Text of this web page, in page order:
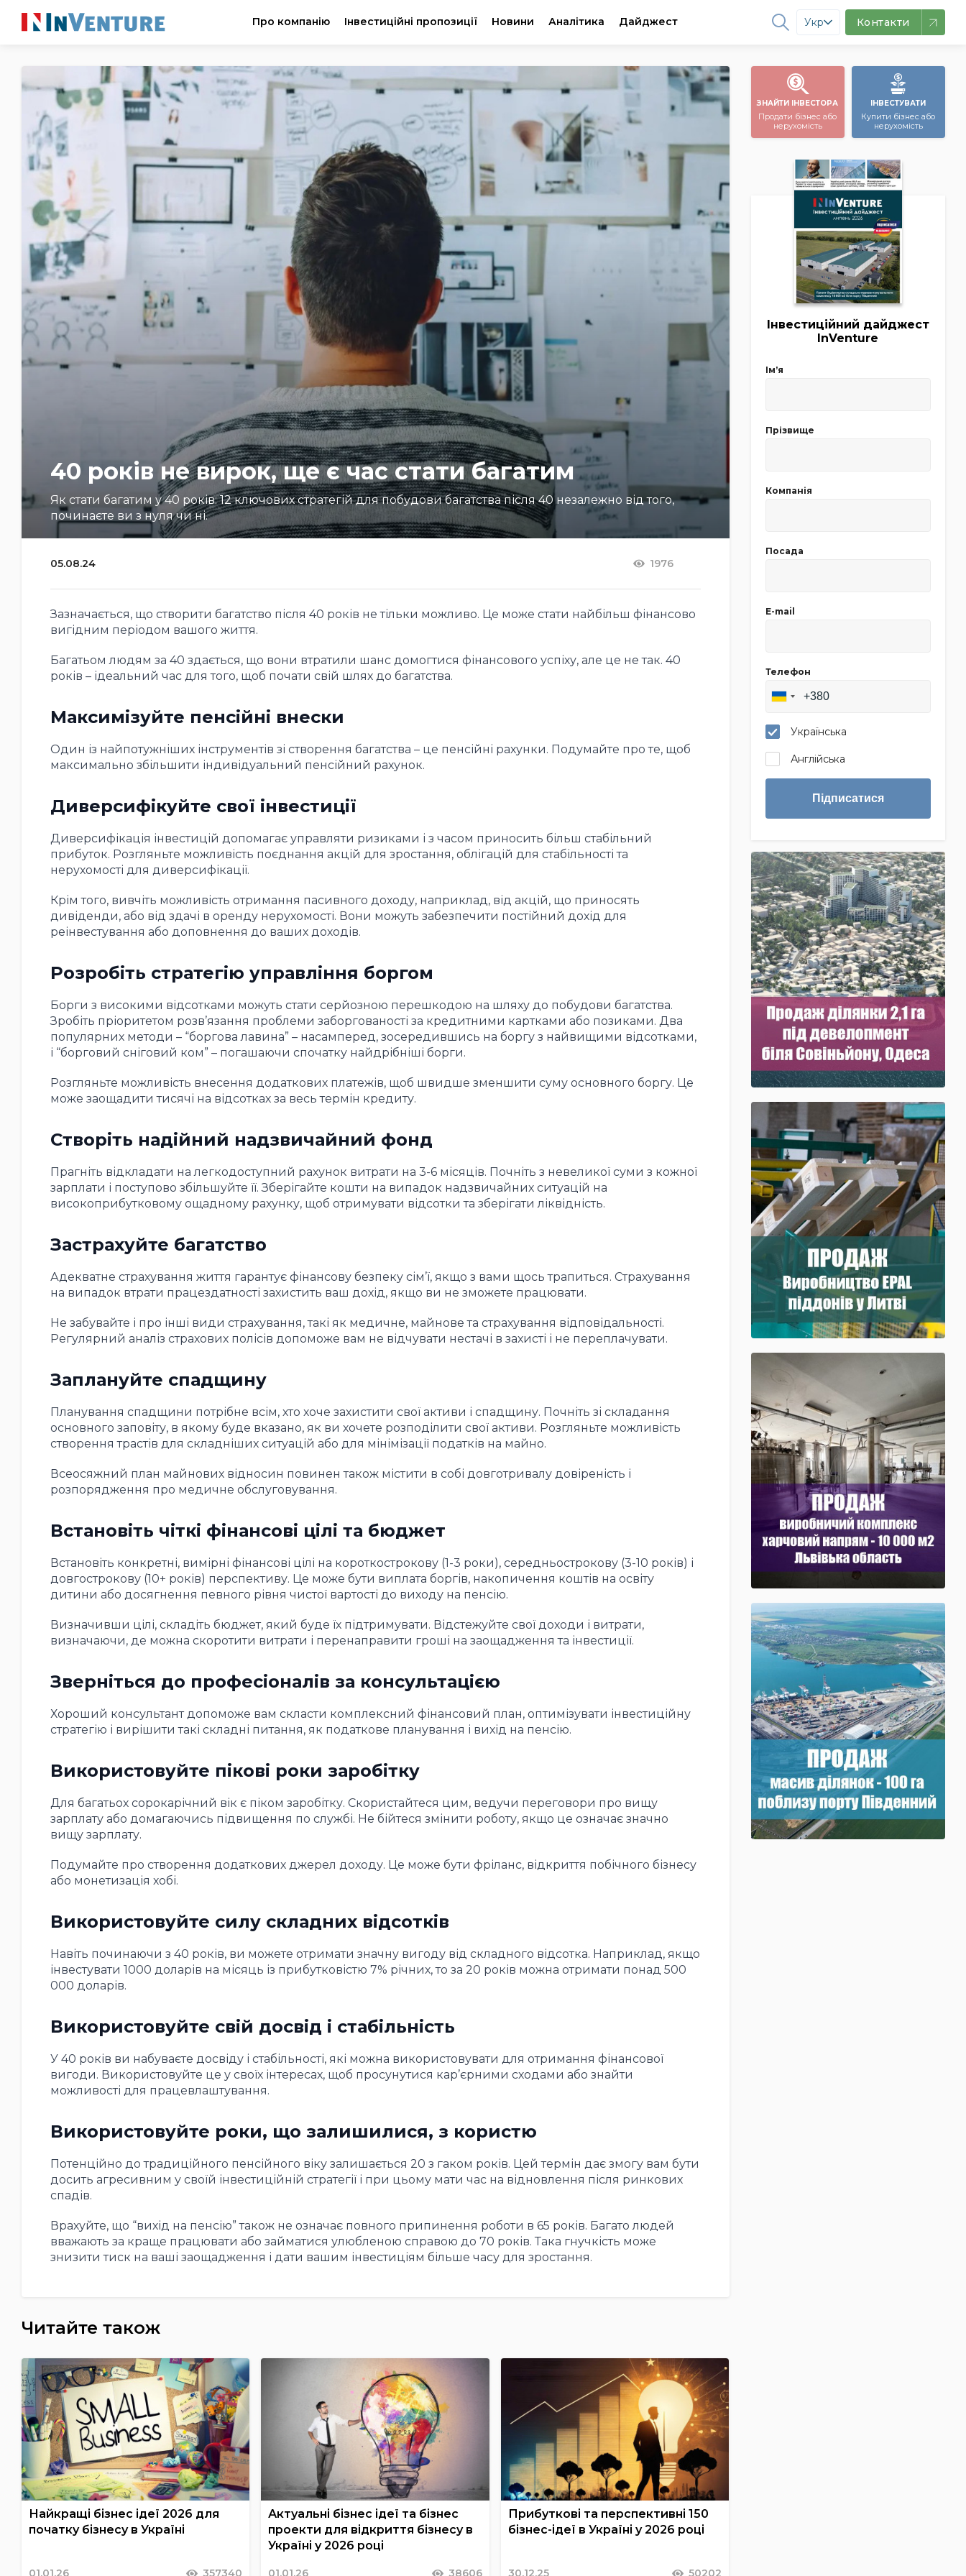
Про компанію Інвестиційні пропозиції Новини Аналітика Дайджест Укр Контакти
40 років не вирок, ще є час стати багатим
Як стати багатим у 40 років: 12 ключових стратегій для побудови багатства після 40 незалежно від того,
починаєте ви з нуля чи ні.
05.08.24 1976
Зазначається, що створити багатство після 40 років не тільки можливо. Це може стати найбільш фінансово
вигідним періодом вашого життя.
Багатьом людям за 40 здається, що вони втратили шанс домогтися фінансового успіху, але це не так. 40
років – ідеальний час для того, щоб почати свій шлях до багатства.
Максимізуйте пенсійні внески
Один із найпотужніших інструментів зі створення багатства – це пенсійні рахунки. Подумайте про те, щоб
максимально збільшити індивідуальний пенсійний рахунок.
Диверсифікуйте свої інвестиції
Диверсифікація інвестицій допомагає управляти ризиками і з часом приносить більш стабільний
прибуток. Розгляньте можливість поєднання акцій для зростання, облігацій для стабільності та
нерухомості для диверсифікації.
Крім того, вивчіть можливість отримання пасивного доходу, наприклад, від акцій, що приносять
дивіденди, або від здачі в оренду нерухомості. Вони можуть забезпечити постійний дохід для
реінвестування або доповнення до ваших доходів.
Розробіть стратегію управління боргом
Борги з високими відсотками можуть стати серйозною перешкодою на шляху до побудови багатства.
Зробіть пріоритетом розв’язання проблеми заборгованості за кредитними картками або позиками. Два
популярних методи – “боргова лавина” – насамперед, зосередившись на боргу з найвищими відсотками,
і “борговий сніговий ком” – погашаючи спочатку найдрібніші борги.
Розгляньте можливість внесення додаткових платежів, щоб швидше зменшити суму основного боргу. Це
може заощадити тисячі на відсотках за весь термін кредиту.
Створіть надійний надзвичайний фонд
Прагніть відкладати на легкодоступний рахунок витрати на 3-6 місяців. Почніть з невеликої суми з кожної
зарплати і поступово збільшуйте її. Зберігайте кошти на випадок надзвичайних ситуацій на
високоприбутковому ощадному рахунку, щоб отримувати відсотки та зберігати ліквідність.
Застрахуйте багатство
Адекватне страхування життя гарантує фінансову безпеку сім’ї, якщо з вами щось трапиться. Страхування
на випадок втрати працездатності захистить ваш дохід, якщо ви не зможете працювати.
Не забувайте і про інші види страхування, такі як медичне, майнове та страхування відповідальності.
Регулярний аналіз страхових полісів допоможе вам не відчувати нестачі в захисті і не переплачувати.
Заплануйте спадщину
Планування спадщини потрібне всім, хто хоче захистити свої активи і спадщину. Почніть зі складання
основного заповіту, в якому буде вказано, як ви хочете розподілити свої активи. Розгляньте можливість
створення трастів для складніших ситуацій або для мінімізації податків на майно.
Всеосяжний план майнових відносин повинен також містити в собі довготривалу довіреність і
розпорядження про медичне обслуговування.
Встановіть чіткі фінансові цілі та бюджет
Встановіть конкретні, вимірні фінансові цілі на короткострокову (1-3 роки), середньострокову (3-10 років) і
довгострокову (10+ років) перспективу. Це може бути виплата боргів, накопичення коштів на освіту
дитини або досягнення певного рівня чистої вартості до виходу на пенсію.
Визначивши цілі, складіть бюджет, який буде їх підтримувати. Відстежуйте свої доходи і витрати,
визначаючи, де можна скоротити витрати і перенаправити гроші на заощадження та інвестиції.
Зверніться до професіоналів за консультацією
Хороший консультант допоможе вам скласти комплексний фінансовий план, оптимізувати інвестиційну
стратегію і вирішити такі складні питання, як податкове планування і вихід на пенсію.
Використовуйте пікові роки заробітку
Для багатьох сорокарічний вік є піком заробітку. Скористайтеся цим, ведучи переговори про вищу
зарплату або домагаючись підвищення по службі. Не бійтеся змінити роботу, якщо це означає значно
вищу зарплату.
Подумайте про створення додаткових джерел доходу. Це може бути фріланс, відкриття побічного бізнесу
або монетизація хобі.
Використовуйте силу складних відсотків
Навіть починаючи з 40 років, ви можете отримати значну вигоду від складного відсотка. Наприклад, якщо
інвестувати 1000 доларів на місяць із прибутковістю 7% річних, то за 20 років можна отримати понад 500
000 доларів.
Використовуйте свій досвід і стабільність
У 40 років ви набуваєте досвіду і стабільності, які можна використовувати для отримання фінансової
вигоди. Використовуйте це у своїх інтересах, щоб просунутися кар’єрними сходами або знайти
можливості для працевлаштування.
Використовуйте роки, що залишилися, з користю
Потенційно до традиційного пенсійного віку залишається 20 з гаком років. Цей термін дає змогу вам бути
досить агресивним у своїй інвестиційній стратегії і при цьому мати час на відновлення після ринкових
спадів.
Врахуйте, що “вихід на пенсію” також не означає повного припинення роботи в 65 років. Багато людей
вважають за краще працювати або займатися улюбленою справою до 70 років. Така гнучкість може
знизити тиск на ваші заощадження і дати вашим інвестиціям більше часу для зростання.
Читайте також
Найкращі бізнес ідеї 2026 для
початку бізнесу в Україні
01.01.26 357340
Актуальні бізнес ідеї та бізнес
проекти для відкриття бізнесу в
Україні у 2026 році
01.01.26 38606
Прибуткові та перспективні 150
бізнес-ідеї в Україні у 2026 році
30.12.25 50202
ЗНАЙТИ ІНВЕСТОРА
Продати бізнес або
нерухомість
ІНВЕСТУВАТИ
Купити бізнес або
нерухомість
Інвестиційний дайджест
InVenture
Імʼя
Прізвище
Компанія
Посада
E-mail
Телефон
Українська
Англійська
Підписатися